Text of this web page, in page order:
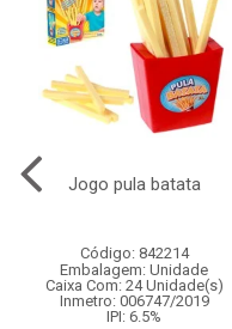
Jogo pula batata
Código: 842214
Embalagem: Unidade
Caixa Com: 24 Unidade(s)
Inmetro: 006747/2019
IPI: 6.5%